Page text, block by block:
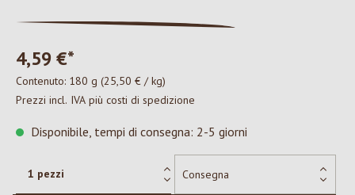
4,59 €*
Contenuto: 180 g (25,50 € / kg)
Prezzi incl. IVA più costi di spedizione
Disponibile, tempi di consegna: 2-5 giorni